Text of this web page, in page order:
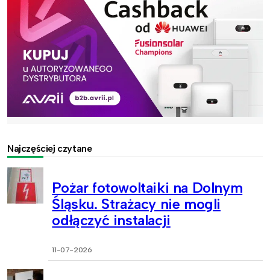
Najczęściej czytane
Pożar fotowoltaiki na Dolnym
Śląsku. Strażacy nie mogli
odłączyć instalacji
11-07-2026